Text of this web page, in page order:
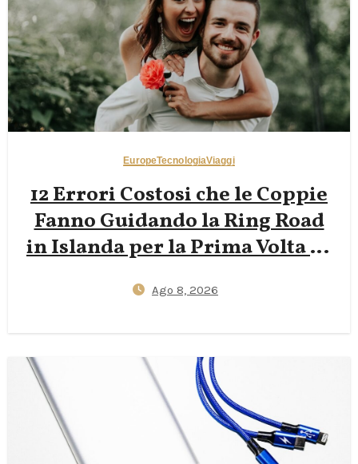
EuropeTecnologiaViaggi
12 Errori Costosi che le Coppie
Fanno Guidando la Ring Road
in Islanda per la Prima Volta —
contro il Vento, Stress dei Ponti
Prezzi dei Camper 2026
Ago 8, 2026